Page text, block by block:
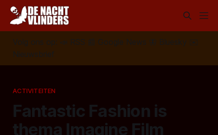
Volg ons op: 📣 RSS 📰 Google News 🦋 Bluesky
✉️
Nieuwsbrief
ACTIVITEITEN
Fantastic Fashion is
thema Imagine Film